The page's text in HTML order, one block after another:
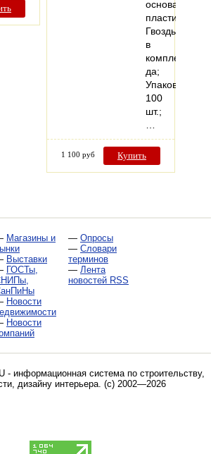
основания
пластик;
Гвоздь
в
комплекте
да;
Упаковка
100
шт.;
1 100 руб Купить
Магазины и
Выставки
ГОСТы,
Новости
Новости
— Опросы
— Словари
терминов
— Лента
новостей RSS
- информационная система по строительству,
дизайну интерьера . (c) 2002—2026